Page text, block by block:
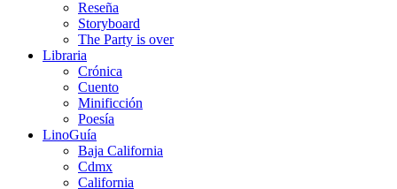
Reseña
Storyboard
The Party is over
Libraria
Crónica
Cuento
Minificción
Poesía
LinoGuía
Baja California
Cdmx
California